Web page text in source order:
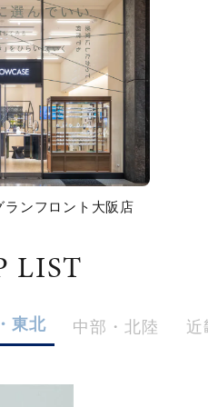
ンフロント大阪店
LIST
東北 中部・北陸 近